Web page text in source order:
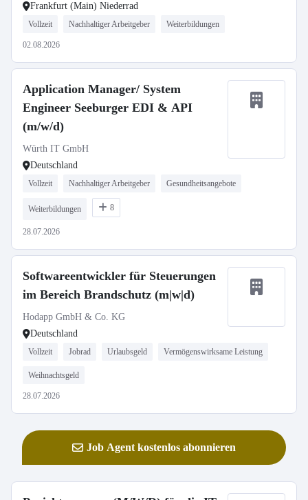
Frankfurt (Main) Niederrad
Vollzeit Nachhaltiger Arbeitgeber Weiterbildungen
02.08.2026
Application Manager/ System
Engineer Seeburger EDI & API
(m/w/d)
Würth IT GmbH
Deutschland
Vollzeit Nachhaltiger Arbeitgeber Gesundheitsangebote
Weiterbildungen 8
28.07.2026
Softwareentwickler für Steuerungen
im Bereich Brandschutz (m|w|d)
Hodapp GmbH & Co. KG
Deutschland
Vollzeit Jobrad Urlaubsgeld Vermögenswirksame Leistung
Weihnachtsgeld
28.07.2026
Job Agent kostenlos abonnieren